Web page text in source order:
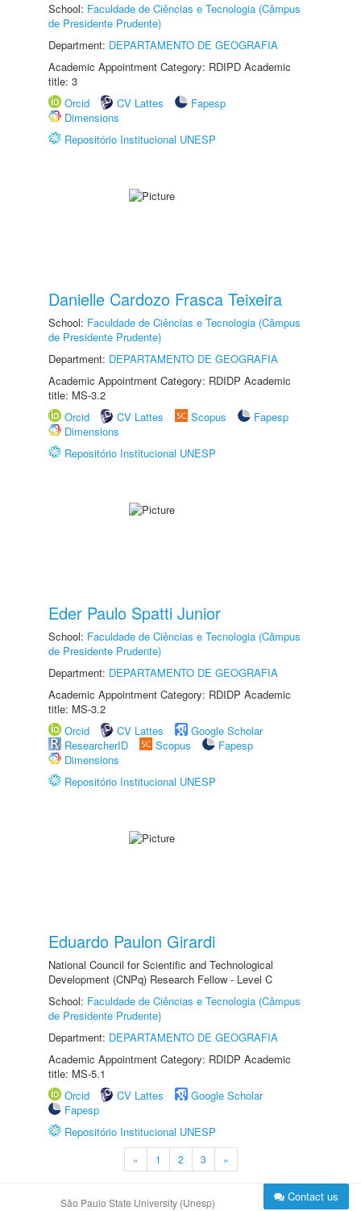
School: Faculdade de Ciências e Tecnologia (Câmpus
de Presidente Prudente)
Department: DEPARTAMENTO DE GEOGRAFIA
Academic Appointment Category: RDIPD Academic
title: 3
Orcid
CV Lattes
Fapesp
Dimensions
Repositório Institucional UNESP
Danielle Cardozo Frasca Teixeira
School: Faculdade de Ciências e Tecnologia (Câmpus
de Presidente Prudente)
Department: DEPARTAMENTO DE GEOGRAFIA
Academic Appointment Category: RDIDP Academic
title: MS-3.2
Orcid
CV Lattes Scopus
Fapesp
Dimensions
Repositório Institucional UNESP
Eder Paulo Spatti Junior
School: Faculdade de Ciências e Tecnologia (Câmpus
de Presidente Prudente)
Department: DEPARTAMENTO DE GEOGRAFIA
Academic Appointment Category: RDIDP Academic
title: MS-3.2
Orcid
CV Lattes
Google Scholar
ResearcherID
Scopus
Fapesp
Dimensions
Repositório Institucional UNESP
Eduardo Paulon Girardi
National Council for Scientific and Technological
Development (CNPq) Research Fellow - Level C
School: Faculdade de Ciências e Tecnologia (Câmpus
de Presidente Prudente)
Department: DEPARTAMENTO DE GEOGRAFIA
Academic Appointment Category: RDIDP Academic
title: MS-5.1
Orcid
CV Lattes
Google Scholar
Fapesp
Repositório Institucional UNESP
« 1 2 3 »
São Paulo State University (Unesp) Contact us